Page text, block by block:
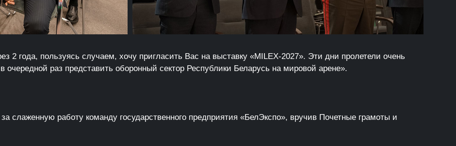
2 года, пользуясь случаем, хочу пригласить Вас на выставку «MILEX-2027». Эти дни пролетели очень
раз представить оборонный сектор Республики Беларусь на мировой арене».
слаженную работу команду государственного предприятия «БелЭкспо», вручив Почетные грамоты и